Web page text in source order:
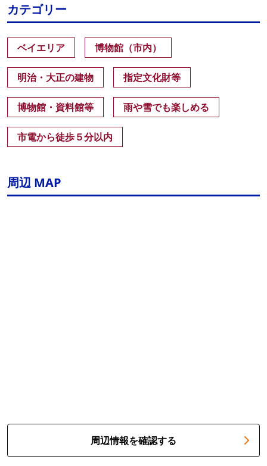
カテゴリー
ベイエリア 博物館（市内）
明治・大正の建物 指定文化財等
博物館・資料館等 雨や雪でも楽しめる
市電から徒歩５分以内
周辺 MAP
周辺情報を確認する